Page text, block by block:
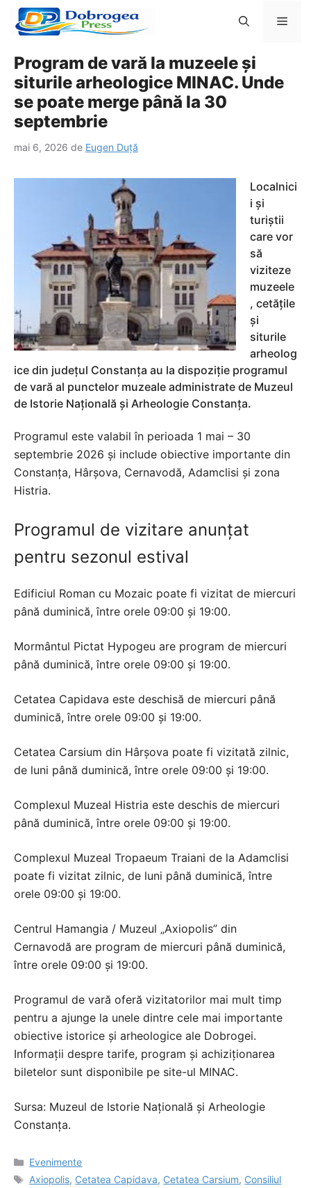
Sari
Program de vară la muzeele și
siturile arheologice MINAC. Unde
se poate merge până la 30
septembrie
mai 6, 2026 de Eugen Duță
Localnici
i și
turiștii
care vor
să
viziteze
muzeele
, cetățile
și
siturile
arheolog
ice din județul Constanța au la dispoziție programul
de vară al punctelor muzeale administrate de Muzeul
de Istorie Națională și Arheologie Constanța.
Programul este valabil în perioada 1 mai – 30
septembrie 2026 și include obiective importante din
Constanța, Hârșova, Cernavodă, Adamclisi și zona
Histria.
Programul de vizitare anunțat
pentru sezonul estival
Edificiul Roman cu Mozaic poate fi vizitat de miercuri
până duminică, între orele 09:00 și 19:00.
Mormântul Pictat Hypogeu are program de miercuri
până duminică, între orele 09:00 și 19:00.
Cetatea Capidava este deschisă de miercuri până
duminică, între orele 09:00 și 19:00.
Cetatea Carsium din Hârșova poate fi vizitată zilnic,
de luni până duminică, între orele 09:00 și 19:00.
Complexul Muzeal Histria este deschis de miercuri
până duminică, între orele 09:00 și 19:00.
Complexul Muzeal Tropaeum Traiani de la Adamclisi
poate fi vizitat zilnic, de luni până duminică, între
orele 09:00 și 19:00.
Centrul Hamangia / Muzeul „Axiopolis” din
Cernavodă are program de miercuri până duminică,
între orele 09:00 și 19:00.
Programul de vară oferă vizitatorilor mai mult timp
pentru a ajunge la unele dintre cele mai importante
obiective istorice și arheologice ale Dobrogei.
Informații despre tarife, program și achiziționarea
biletelor sunt disponibile pe site-ul MINAC.
Sursa: Muzeul de Istorie Națională și Arheologie
Constanța.
Categorii
Evenimente
Etichete
Axiopolis, Cetatea Capidava, Cetatea Carsium, Consiliul